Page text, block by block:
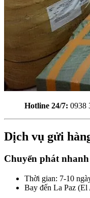
Hotline 24/7: 0938
Dịch vụ gửi
Chuyển phát
Thời gian: 7-10
Bay đến La Paz